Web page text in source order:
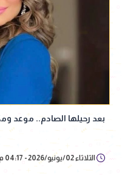
بعد رحيلها الصادم.. موعد
الثلاثاء 02/يونيو/2026 - 04:17 م